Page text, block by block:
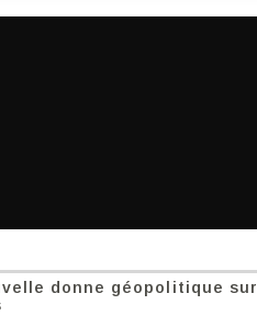
donne géopolitique sur